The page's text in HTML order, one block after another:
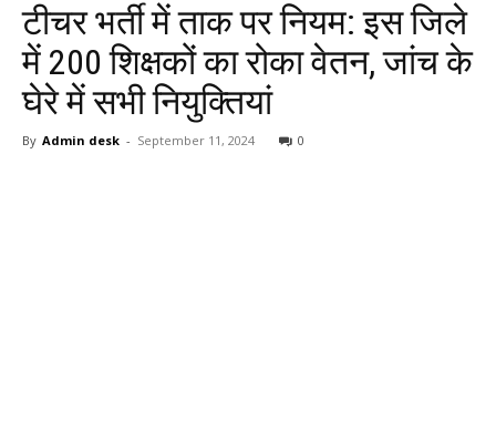
टीचर भर्ती में ताक पर नियम: इस जिले
में 200 शिक्षकों का रोका वेतन, जांच के
घेरे में सभी नियुक्तियां
By Admin desk - September 11, 2024 0